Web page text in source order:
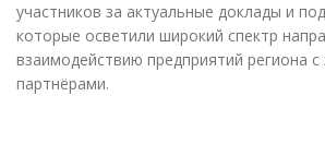
участников за актуальные доклады и
которые осветили широкий спектр
взаимодействию предприятий региона
партнёрами.